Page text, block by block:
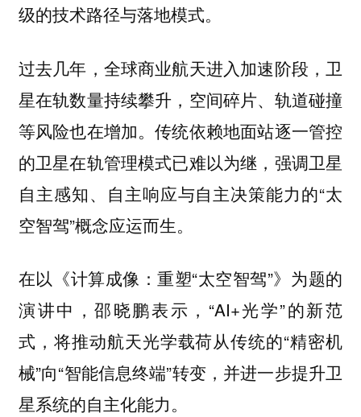
级的技术路径与落地模式。
过去几年，全球商业航天进入加速阶段，卫
星在轨数量持续攀升，空间碎片、轨道碰撞
等风险也在增加。传统依赖地面站逐一管控
的卫星在轨管理模式已难以为继，强调卫星
自主感知、自主响应与自主决策能力的“太
空智驾”概念应运而生。
在以《计算成像：重塑“太空智驾”》为题的
演讲中，邵晓鹏表示，“AI+光学”的新范
式，将推动航天光学载荷从传统的“精密机
械”向“智能信息终端”转变，并进一步提升卫
星系统的自主化能力。